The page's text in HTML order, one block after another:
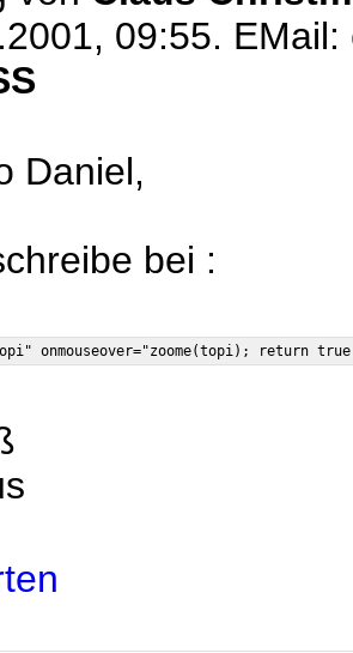
09:55. EMail:
Daniel,
bei :